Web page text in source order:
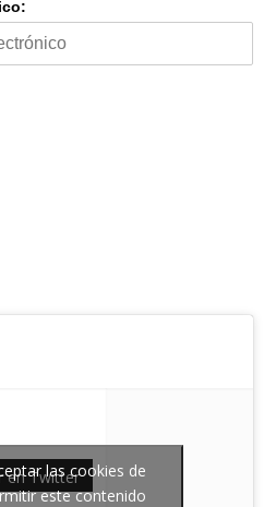
en Twitterlas cookies de
este contenido